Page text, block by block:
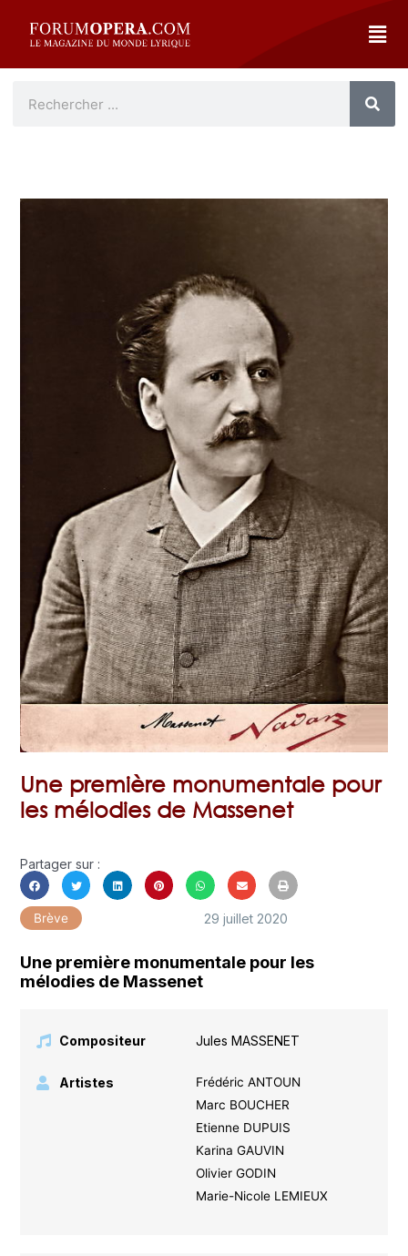
Une première monumentale pour
les mélodies de Massenet
Partager sur :
Brève 29 juillet 2020
Une première monumentale pour les
mélodies de Massenet
Compositeur Jules MASSENET
Artistes
Frédéric ANTOUN
Marc BOUCHER
Etienne DUPUIS
Karina GAUVIN
Olivier GODIN
Marie-Nicole LEMIEUX